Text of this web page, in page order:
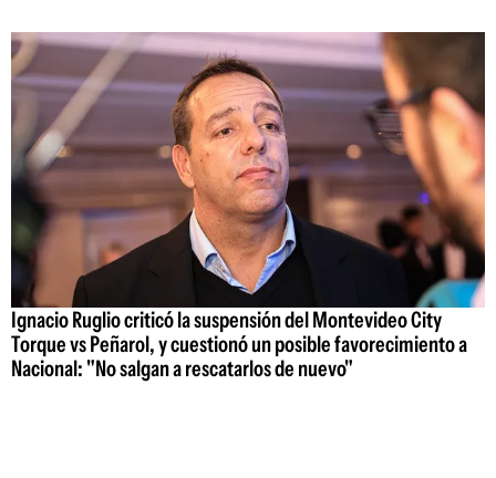
Ignacio Ruglio criticó la suspensión del Montevideo City
Torque vs Peñarol, y cuestionó un posible favorecimiento a
Nacional: "No salgan a rescatarlos de nuevo"